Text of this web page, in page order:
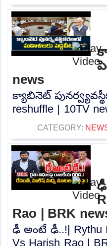
news
క్యాబినెట్
reshuffle | 10TV
CATEGORY:
Rao | BRK
ఢీ అంటే ఢీ..!| Rythu
Vs Harish Rao |